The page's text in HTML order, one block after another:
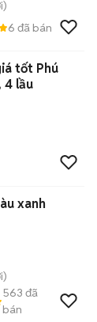
6 đã bán
tốt Phú
4 lầu
xanh
563 đã
bán